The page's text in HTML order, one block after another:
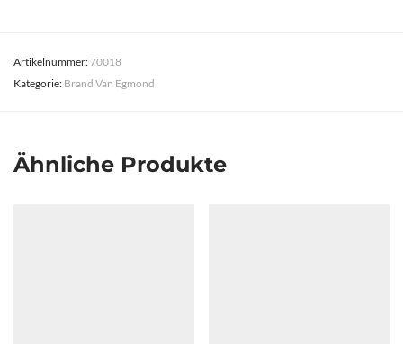
Artikelnummer:70018
Kategorie: Brand Van Egmond
Ähnliche Produkte